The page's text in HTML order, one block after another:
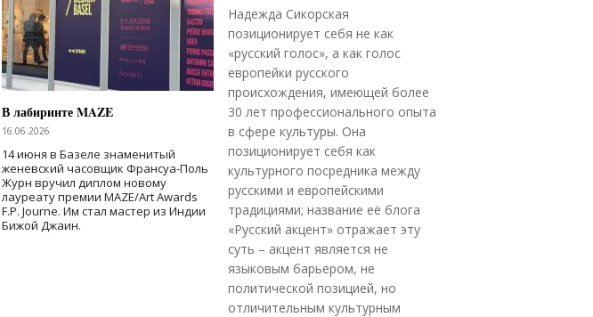
В лабиринте MAZE
16.06.2026
14 июня в Базеле знаменитый
женевский часовщик Франсуа-Поль
Журн вручил диплом новому
лауреату премии MAZE/Art Awards
F.P. Journe. Им стал мастер из Индии
Бижой Джаин.
Надежда Сикорская
позиционирует себя не как
«русский голос», а как голос
европейки русского
происхождения, имеющей более
30 лет профессионального опыта
в сфере культуры. Она
позиционирует себя как
культурного посредника между
русскими и европейскими
традициями; название её блога
«Русский акцент» отражает эту
суть – акцент является не
языковым барьером, не
политической позицией, но
отличительным культурным